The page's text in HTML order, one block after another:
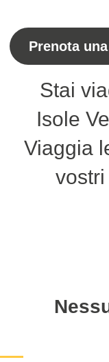
Prenota
Stai
Isole
Viaggia